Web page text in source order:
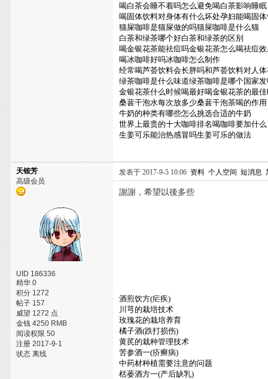
喝白茶会睡不着吗怎么避免喝白茶影响睡眠
喝固体饮料对身体有什么坏处孕妇能喝固
猫屎咖啡是猫屎做的吗猫屎咖啡是什么猫
白茶和绿茶哪个好白茶和绿茶的区别
喝金银花茶能祛痘吗金银花茶怎么喝祛痘
喝冰咖啡好吗冰咖啡怎么制作
经常喝芦荟饮料会长胖吗和芦荟饮料对人
绿茶咖啡是什么味道绿茶咖啡是哪个国家
金银花茶什么时候喝最好喝金银花茶的最
桑葚干泡水每次放多少桑葚干泡茶喝的作用
牛奶的种类有哪些怎么挑选合适的牛奶
世界上最贵的十大咖啡排名喝咖啡要加什么
生姜可乐能治热感冒吗生姜可乐的做法
天铵芳
高级会员
UID 186336
精华 0
积分 1272
帖子 157
威望 1272 点
金钱 4250 RMB
阅读权限 50
注册 2017-9-1
状态 离线
发表于 2017-9-5 10:06 资料 个人空间 短消息
謝謝，希望以後多些
酒煎饮方(疟疾)
川芎的栽培技术
玫瑰花的栽培养育
橘子酒(跌打损伤)
黄芪的栽种管理技术
苦参酒一(疥癣病)
中药材种植需要注意的问题
栝蒌酒方一(产后缺乳)